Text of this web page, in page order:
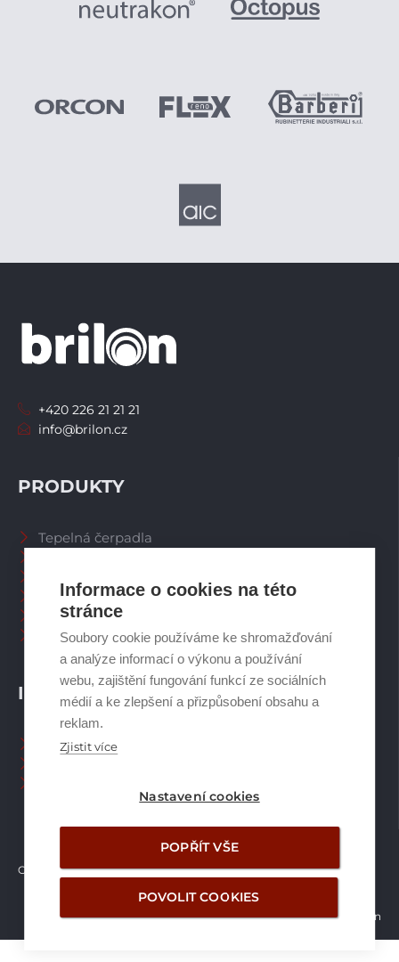
Informace o cookies na této
stránce
Soubory cookie používáme ke shromažďování
a analýze informací o výkonu a používání
webu, zajištění fungování funkcí ze sociálních
médií a ke zlepšení a přizpůsobení obsahu a
reklam.
Zjistit více
Nastavení cookies
POPŘÍT VŠE
POVOLIT COOKIES
INFORMACE
Naši pracovníci CZ
PRODUKTY
Tepelná čerpadla
Spalinové systémy
Plynové kotle
Ostatní příslušenství
+420 226 21 21 21
info@brilon.cz
Copyright © Brilon a.s. 2026
Vytvořilo studio Žalud Design